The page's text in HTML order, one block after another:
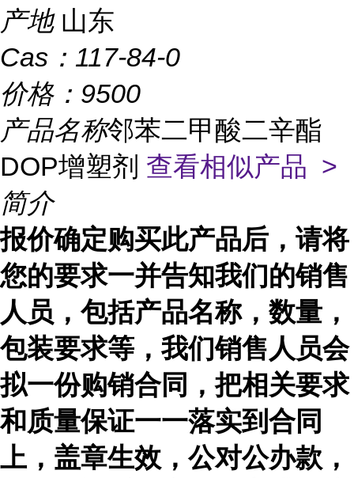
产地 山东
Cas： 117-84-0
价格： 9500
产品名称邻苯二甲酸二辛酯
DOP增塑剂 查看相似产品 >
简介
报价确定购买此产品后，请将
您的要求一并告知我们的销售
人员，包括产品名称，数量，
包装要求等，我们销售人员会
拟一份购销合同，把相关要求
和质量保证一一落实到合同
上，盖章生效，公对公办款，